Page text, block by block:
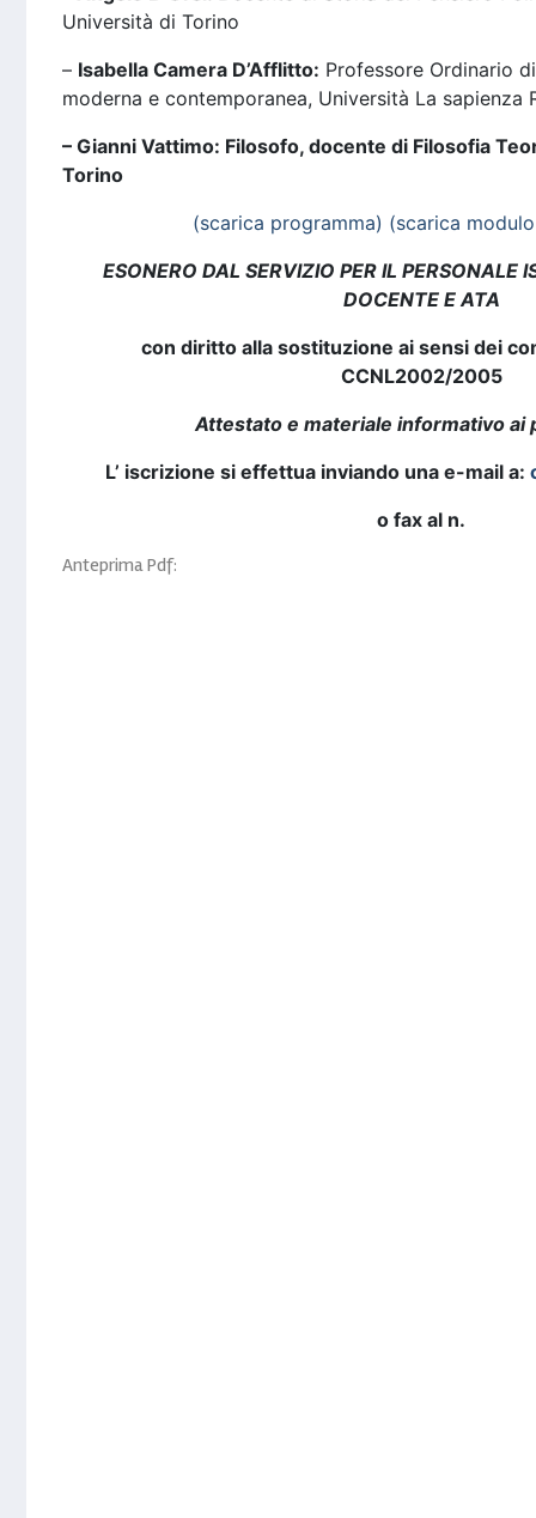
Università di Torino
– Isabella Camera D’Afflitto: Professore Ordinario
moderna e contemporanea, Università La sapienza
– Gianni Vattimo: Filosofo, docente di Filosofia
Torino
(scarica programma) (scarica
ESONERO DAL SERVIZIO PER IL PERSONALE
DOCENTE E ATA
con diritto alla sostituzione ai sensi dei
CCNL2002/2005
Attestato e materiale informativo ai
L’ iscrizione si effettua inviando una e-mail a:
o fax al n.
Anteprima Pdf: